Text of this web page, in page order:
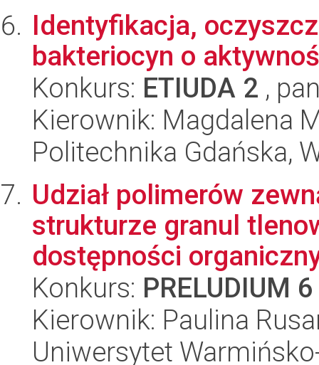
Identyfikacja,
bakteriocyn o
Konkurs: ETIUDA 2 ,
Kierownik: Magdalena
Politechnika Gdańska,
Udział polimerów
strukturze granul
dostępności
Konkurs: PRELUDIUM 6
Kierownik: Paulina
Uniwersytet